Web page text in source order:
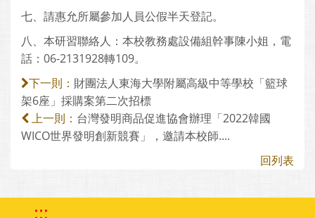
七、請惠允所屬參加人員公假半天登記。
八、本研習聯絡人：本校教務處設備組幹事陳小姐，電
話：06-2131928轉109。
下一則： 財團法人東海大學附屬高級中等學校「籃球
架6座」採購案第二次招標
上一則： 台灣發明商品促進協會辦理「2022韓國
WICO世界發明創新競賽」，邀請本校師....
回列表
:::